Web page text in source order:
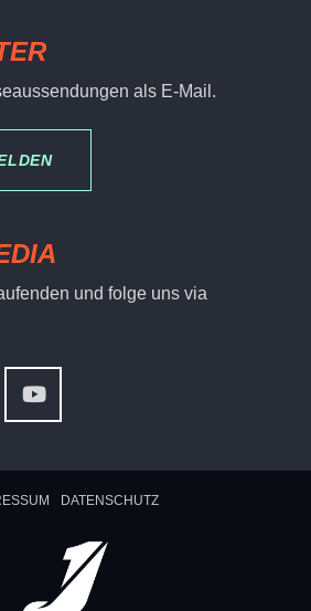
als E-Mail.
und folge uns via
DATENSCHUTZ